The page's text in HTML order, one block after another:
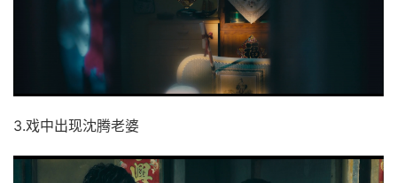
3.戏中出现沈腾老婆